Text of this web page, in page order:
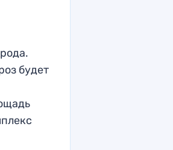
будет